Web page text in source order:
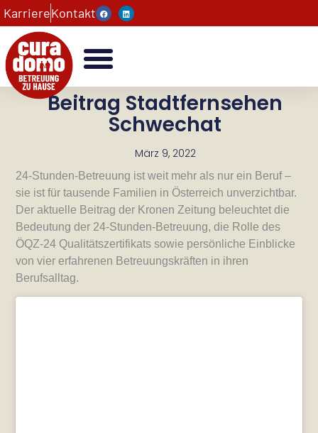
KarriereKontakt
Beitrag Stadtfernsehen
Schwechat
März 9, 2022
24-Stunden-Betreuung ist weit mehr als nur ein Beruf –
sie ist für tausende Familien in Österreich unverzichtbar.
Der aktuelle Beitrag der Kronen Zeitung beleuchtet die
Bedeutung der 24-Stunden-Betreuung, die Rolle des
ÖQZ-24 Qualitätszertifikats sowie persönliche Einblicke
von vier erfahrenen Betreuungskräften in ihren
Berufsalltag.